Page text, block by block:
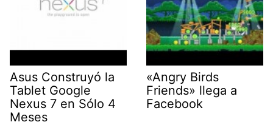
Asus Construyó la
Tablet Google
Nexus 7 en Sólo 4
Meses
«Angry Birds
Friends» llega a
Facebook